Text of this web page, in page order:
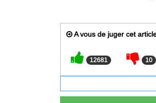
A vous de juger cet
12681 10